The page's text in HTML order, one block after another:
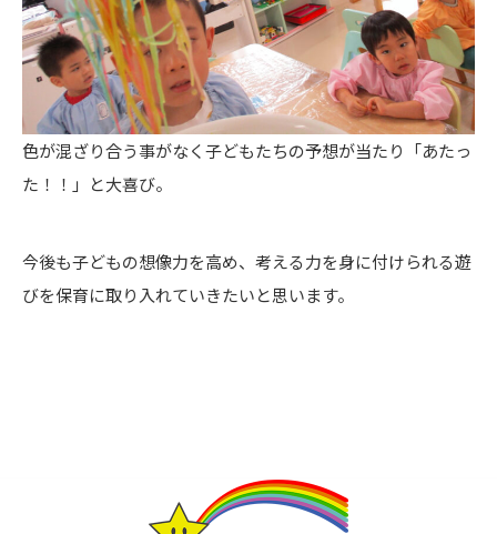
色が混ざり合う事がなく子どもたちの予想が当たり「あたっ
た！！」と大喜び。
今後も子どもの想像力を高め、考える力を身に付けられる遊
びを保育に取り入れていきたいと思います。